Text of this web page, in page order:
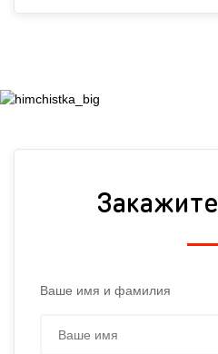
Ваше имя и фамилия